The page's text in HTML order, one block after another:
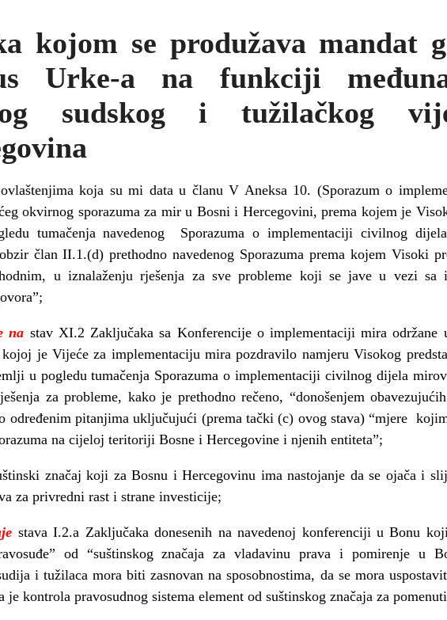
kojom se produžava mandat
Urke-a na funkciji
sudskog i tužilačkog
ovlaštenjima koja su mi data u članu V Aneksa 10. (Sporazum o
okvirnog sporazuma za mir u Bosni i Hercegovini, prema kojem je
tumačenja navedenog Sporazuma o implementaciji civilnog
član II.1.(d) prethodno navedenog Sporazuma prema kojem Visoki
u iznalaženju rješenja za sve probleme koji se jave u vezi sa
na stav XI.2 Zaključaka sa Konferencije o implementaciji mira održane
je Vijeće za implementaciju mira pozdravilo namjeru Visokog
u pogledu tumačenja Sporazuma o implementaciji civilnog dijela
za probleme, kako je prethodno rečeno, “donošenjem
određenim pitanjima uključujući (prema tački (c) ovog stava) “mjere
na cijeloj teritoriji Bosne i Hercegovine i njenih entiteta”;
značaj koji za Bosnu i Hercegovinu ima nastojanje da se ojača i
za privredni rast i strane investicije;
stava I.2.a Zaključaka donesenih na navedenoj konferenciji u Bonu
od “suštinskog značaja za vladavinu prava i pomirenje u
i tužilaca mora biti zasnovan na sposobnostima, da se mora
je kontrola pravosudnog sistema element od suštinskog značaja za